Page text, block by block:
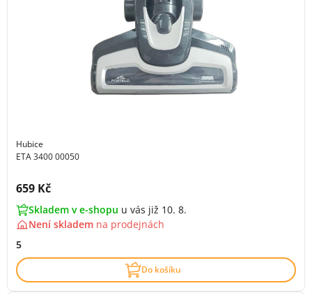
Hubice
ETA 3400 00050
Cena s DPH:
659 Kč
Skladem v e-shopu u vás již 10. 8.
Není skladem na prodejnách
5
Do košíku